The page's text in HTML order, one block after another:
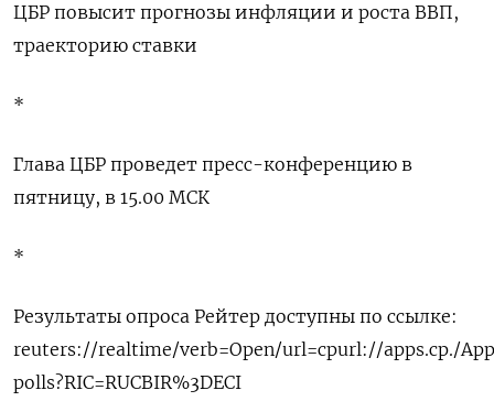
ЦБР повысит прогнозы инфляции и роста ВВП,
траекторию ставки
*
Глава ЦБР проведет пресс-конференцию в
пятницу, в 15.00 МСК
*
Результаты опроса Рейтер доступны по ссылке:
reuters://realtime/verb=Open/url=cpurl://apps.cp./
polls?RIC=RUCBIR%3DECI